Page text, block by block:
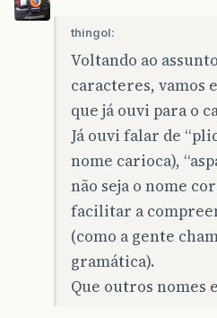
thingol:
Voltando ao
caracteres, vamos
que já ouvi para o
Já ouvi falar de
nome carioca),
não seja o nome
facilitar a
(como a gente
gramática).
Que outros nomes